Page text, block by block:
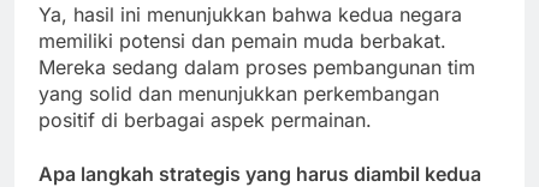
Ya, hasil ini menunjukkan bahwa kedua negara
memiliki potensi dan pemain muda berbakat.
Mereka sedang dalam proses pembangunan tim
yang solid dan menunjukkan perkembangan
positif di berbagai aspek permainan.
Apa langkah strategis yang harus diambil kedua